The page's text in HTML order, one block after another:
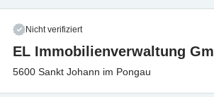
Nicht verifiziert
EL Immobilienverwaltung
5600 Sankt Johann im Pongau